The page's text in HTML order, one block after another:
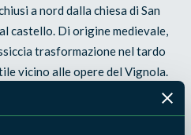
a nord dalla chiesa di San
castello. Di origine medievale,
trasformazione nel tardo
vicino alle opere del Vignola.
del piano nobile. Quanto a San